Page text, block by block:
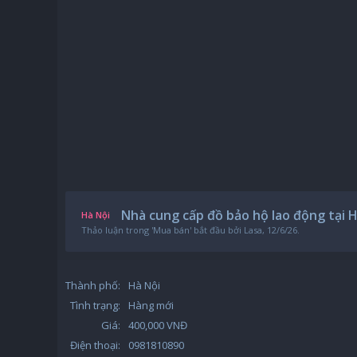
Hà Nội Nhà cung cấp đồ bảo hộ lao động tại
Thảo luận trong 'Mua bán' bắt đầu bởi Lasa, 12/6/26.
Thành phố:
Hà Nội
Tình trạng:
Hàng mới
Giá:
400,000 VNĐ
Điện thoại:
0981810890